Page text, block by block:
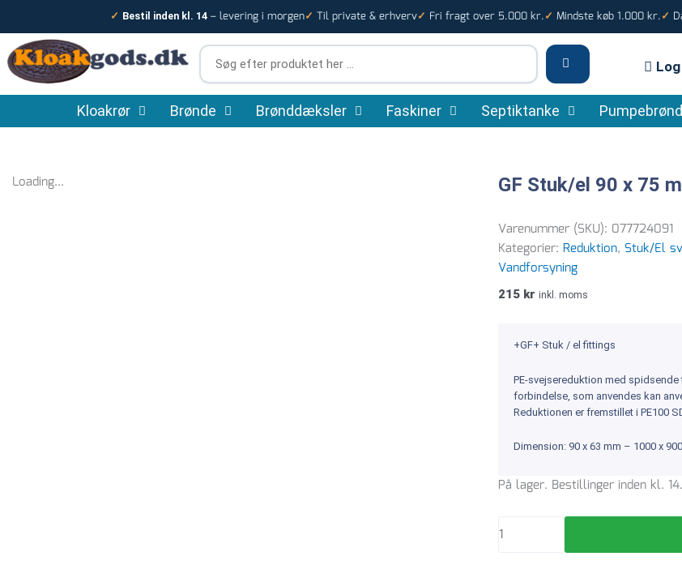
til
indholdet
✓ Bestil inden kl. 14 – levering i morgen✓ Til private & erhverv✓ Fri fragt over 5.000 kr. ✓ Mindste køb 1.000 kr. ✓
Søg
efter
produktet
her
…
Kloakrør Brønde Brønddæksler Faskiner Septiktanke
Loading... GF Stuk/el 90 x 75
Varenummer (SKU): 077724091
Kategorier: Reduktion, Stuk/El
Vandforsyning
215 kr inkl. moms
+GF+ Stuk / el fittings
PE-svejsereduktion med
forbindelse, som anvendes kan
Reduktionen er fremstillet i PE100
Dimension: 90 x 63 mm – 1000 x
På lager. Bestillinger inden kl.
GF
x